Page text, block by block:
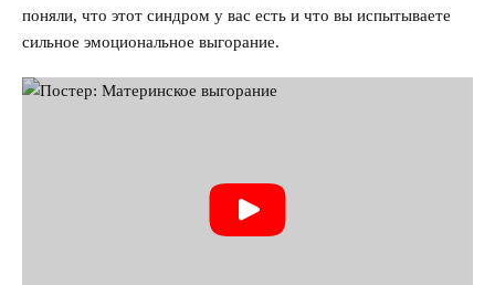
поняли, что этот синдром у вас есть и что вы испытываете
сильное эмоциональное выгорание.
Братья и сестры